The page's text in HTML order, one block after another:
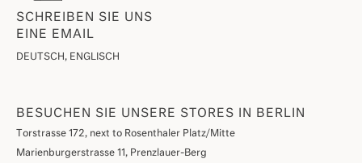
SCHREIBEN SIE UNS
EINE EMAIL
DEUTSCH, ENGLISCH
BESUCHEN SIE UNSERE STORES IN BERLIN
Torstrasse 172, next to Rosenthaler Platz/Mitte
Marienburgerstrasse 11, Prenzlauer-Berg